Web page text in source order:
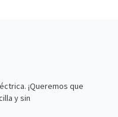
¡Queremos que
y sin